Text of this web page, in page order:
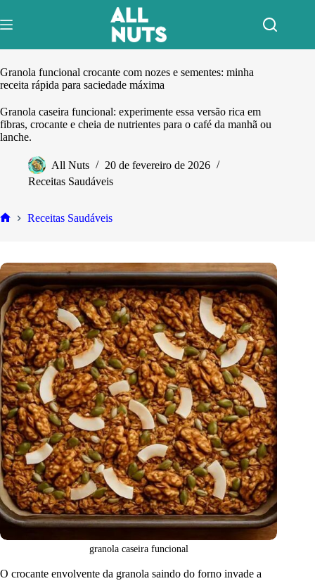
para
o
Granola funcional crocante com nozes e sementes: minha
receita rápida para saciedade máxima
Granola caseira funcional: experimente essa versão rica em
fibras, crocante e cheia de nutrientes para o café da manhã ou
lanche.
All Nuts
20 de fevereiro de 2026
Receitas Saudáveis
Receitas Saudáveis
granola caseira funcional
O crocante envolvente da granola saindo do forno invade a